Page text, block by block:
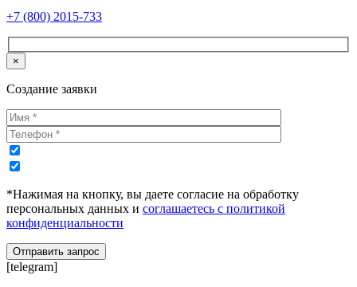
+7 (800) 2015-733
×
Создание заявки
*Нажимая на кнопку, вы даете согласие на обработку
персональных данных и соглашаетесь с политикой
конфиденциальности
[telegram]